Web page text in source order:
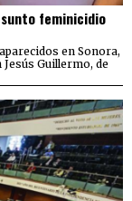
feminicidio
en Sonora,
Guillermo, de